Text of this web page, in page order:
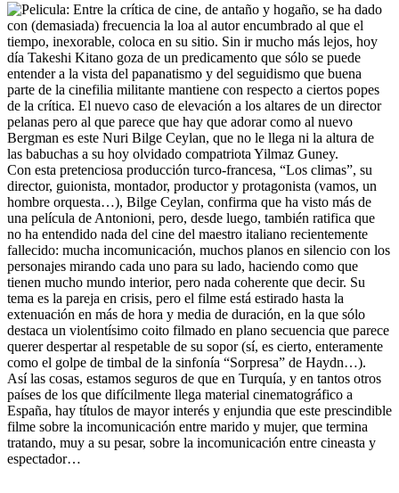
Entre la crítica de cine, de antaño y hogaño, se ha dado
con (demasiada) frecuencia la loa al autor encumbrado al que el
tiempo, inexorable, coloca en su sitio. Sin ir mucho más lejos, hoy
día Takeshi Kitano goza de un predicamento que sólo se puede
entender a la vista del papanatismo y del seguidismo que buena
parte de la cinefilia militante mantiene con respecto a ciertos popes
de la crítica. El nuevo caso de elevación a los altares de un director
pelanas pero al que parece que hay que adorar como al nuevo
Bergman es este Nuri Bilge Ceylan, que no le llega ni la altura de
las babuchas a su hoy olvidado compatriota Yilmaz Guney.
Con esta pretenciosa producción turco-francesa, “Los climas”, su
director, guionista, montador, productor y protagonista (vamos, un
hombre orquesta…), Bilge Ceylan, confirma que ha visto más de
una película de Antonioni, pero, desde luego, también ratifica que
no ha entendido nada del cine del maestro italiano recientemente
fallecido: mucha incomunicación, muchos planos en silencio con los
personajes mirando cada uno para su lado, haciendo como que
tienen mucho mundo interior, pero nada coherente que decir. Su
tema es la pareja en crisis, pero el filme está estirado hasta la
extenuación en más de hora y media de duración, en la que sólo
destaca un violentísimo coito filmado en plano secuencia que parece
querer despertar al respetable de su sopor (sí, es cierto, enteramente
como el golpe de timbal de la sinfonía “Sorpresa” de Haydn…).
Así las cosas, estamos seguros de que en Turquía, y en tantos otros
países de los que difícilmente llega material cinematográfico a
España, hay títulos de mayor interés y enjundia que este prescindible
filme sobre la incomunicación entre marido y mujer, que termina
tratando, muy a su pesar, sobre la incomunicación entre cineasta y
espectador…